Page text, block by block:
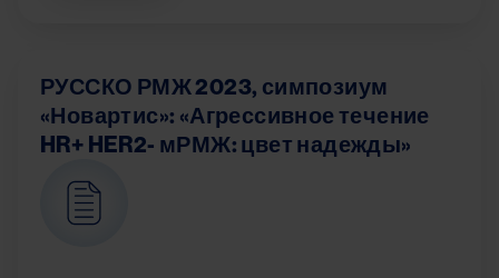
РУССКО РМЖ 2023, симпозиум
«Новартис»: «Агрессивное течение
HR+ HER2- мРМЖ: цвет надежды»